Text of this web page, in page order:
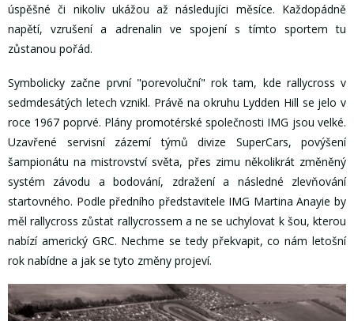
úspěšné či nikoliv ukážou až následujíci měsíce. Každopádně
napětí, vzrušení a adrenalin ve spojení s tímto sportem tu
zůstanou pořád.
Symbolicky začne první "porevoluční" rok tam, kde rallycross v
sedmdesátých letech vznikl. Právě na okruhu Lydden Hill se jelo v
roce 1967 poprvé. Plány promotérské společnosti IMG jsou velké.
Uzavřené servisní zázemí týmů divize SuperCars, povýšení
šampionátu na mistrovství světa, přes zimu několikrát změněný
systém závodu a bodování, zdražení a následné zlevňování
startovného. Podle předního představitele IMG Martina Anayie by
měl rallycross zůstat rallycrossem a ne se uchylovat k šou, kterou
nabízí americký GRC. Nechme se tedy překvapit, co nám letošní
rok nabídne a jak se tyto změny projeví.